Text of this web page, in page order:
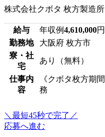
株式会社クボタ 枚方製造
給与 年収例4,610,000円
勤務地
大阪府 枚方市
寮・社
宅
あり（無料）
仕事内
容
《クボタ枚方期
務
＼最短45秒で完了／
応募へ進む